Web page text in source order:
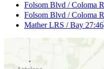
Folsom Blvd / Coloma
Folsom Blvd / Coloma
Mather LRS / Bay 27:46